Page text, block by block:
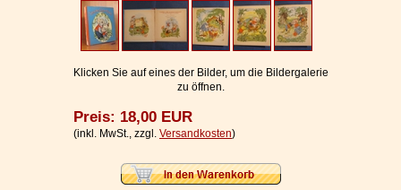
Impressum / Kontakt
Vertrag widerrufen
Ihr WarenkorbKlicken Sie auf eines der Bilder, um die Bildergalerie
zu öffnen.
Preis: 18,00 EUR
(inkl. MwSt., zzgl. Versandkosten)